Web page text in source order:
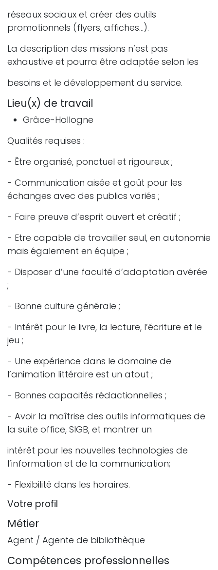
réseaux sociaux et créer des outils
promotionnels (flyers, affiches…).
La description des missions n’est pas
exhaustive et pourra être adaptée selon les
besoins et le développement du service.
Lieu(x) de travail
Grâce-Hollogne
Qualités requises :
- Être organisé, ponctuel et rigoureux ;
- Communication aisée et goût pour les
échanges avec des publics variés ;
- Faire preuve d’esprit ouvert et créatif ;
- Etre capable de travailler seul, en autonomie
mais également en équipe ;
- Disposer d’une faculté d’adaptation avérée
;
- Bonne culture générale ;
- Intérêt pour le livre, la lecture, l’écriture et le
jeu ;
- Une expérience dans le domaine de
l’animation littéraire est un atout ;
- Bonnes capacités rédactionnelles ;
- Avoir la maîtrise des outils informatiques de
la suite office, SIGB, et montrer un
intérêt pour les nouvelles technologies de
l’information et de la communication;
- Flexibilité dans les horaires.
Votre profil
Métier
Agent / Agente de bibliothèque
Compétences professionnelles